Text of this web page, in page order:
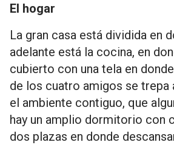
El hogar
La gran casa está dividida en
adelante está la cocina, en
cubierto con una tela en
de los cuatro amigos se trepa
el ambiente contiguo, que
hay un amplio dormitorio con
dos plazas en donde